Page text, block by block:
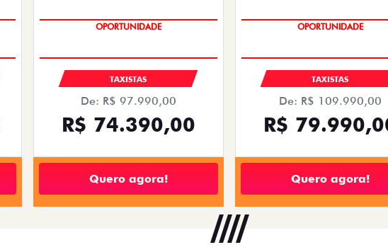
OPORTUNIDADE
TAXISTAS
De: R$ 97.990,00
R$ 74.390,00
Quero agora!
OPORTUNIDADE
TAXISTAS
De: R$ 109.990,00
R$
Quero agora!